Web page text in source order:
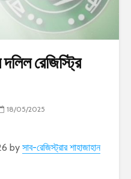
রেজিস্ট্রি
18/05/2025
by সাব-রেজিস্ট্রার শাহাজাহান